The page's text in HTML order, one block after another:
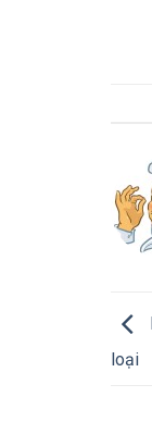
loại